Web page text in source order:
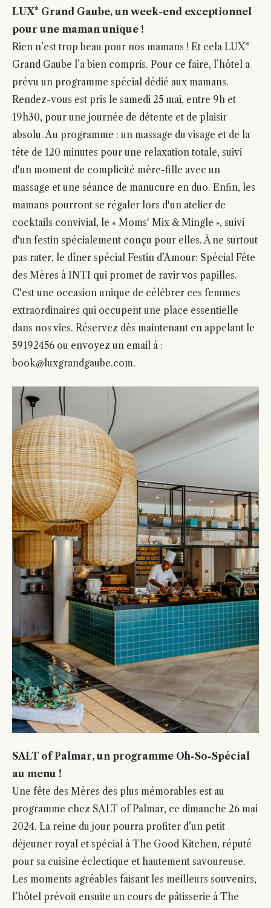
LUX* Grand Gaube, un week-end exceptionnel
pour une maman unique !
Rien n’est trop beau pour nos mamans ! Et cela LUX*
Grand Gaube l’a bien compris. Pour ce faire, l’hôtel a
prévu un programme spécial dédié aux mamans.
Rendez-vous est pris le samedi 25 mai, entre 9h et
19h30, pour une journée de détente et de plaisir
absolu. Au programme : un massage du visage et de la
tête de 120 minutes pour une relaxation totale, suivi
d'un moment de complicité mère-fille avec un
massage et une séance de manucure en duo. Enfin, les
mamans pourront se régaler lors d'un atelier de
cocktails convivial, le « Moms' Mix & Mingle », suivi
d'un festin spécialement conçu pour elles. À ne surtout
pas rater, le dîner spécial Festin d’Amour: Spécial Fête
des Mères à INTI qui promet de ravir vos papilles.
C'est une occasion unique de célébrer ces femmes
extraordinaires qui occupent une place essentielle
dans nos vies. Réservez dès maintenant en appelant le
59192456 ou envoyez un email à :
book@luxgrandgaube.com.
SALT of Palmar, un programme Oh-So-Spécial
au menu !
Une fête des Mères des plus mémorables est au
programme chez SALT of Palmar, ce dimanche 26 mai
2024. La reine du jour pourra profiter d’un petit
déjeuner royal et spécial à The Good Kitchen, réputé
pour sa cuisine éclectique et hautement savoureuse.
Les moments agréables faisant les meilleurs souvenirs,
l’hôtel prévoit ensuite un cours de pâtisserie à The